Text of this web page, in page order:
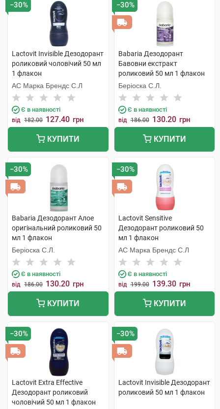
−30%
Lactovit Invisible Дезодорант
роликовий чоловічий 50 мл
1 флакон
АС Марка Брендс С.Л
Є в наявності
від 182.00 127.40 грн
КУПИТИ
−30%
Babaria Дезодорант
Бавовни екстракт
роликовий 50 мл 1 флакон
Беріоска С.Л.
Є в наявності
від 186.00 130.20 грн
КУПИТИ
−30%
Babaria Дезодорант Алое
оригінальний роликовий 50
мл 1 флакон
Беріоска С.Л.
Є в наявності
від 186.00 130.20 грн
КУПИТИ
−30%
Lactovit Sensitive
Дезодорант роликовий 50
мл 1 флакон
АС Марка Брендс С.Л
Є в наявності
від 199.00 139.30 грн
КУПИТИ
−30%
Lactovit Extra Effective
Дезодорант роликовий
чоловічий 50 мл 1 флакон
−30%
Lactovit Invisible Дезодорант
роликовий 50 мл 1 флакон